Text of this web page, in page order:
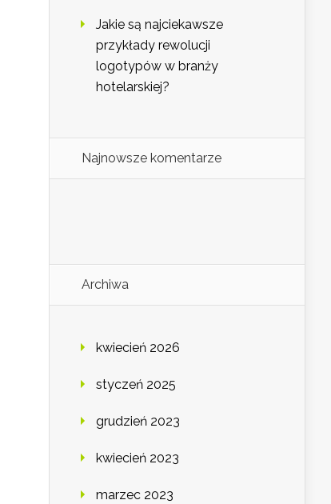
Jakie są najciekawsze
przykłady rewolucji
logotypów w branży
hotelarskiej?
Najnowsze komentarze
Archiwa
kwiecień 2026
styczeń 2025
grudzień 2023
kwiecień 2023
marzec 2023